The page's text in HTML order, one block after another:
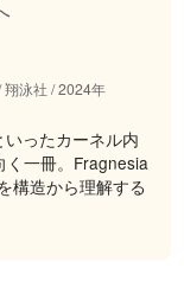
翔泳社 / 2024年
ったカーネル内
く一冊。Fragnesia
構造から理解する